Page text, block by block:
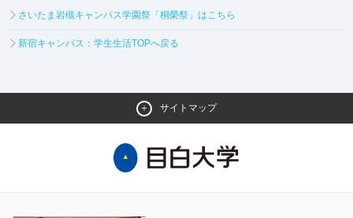
さいたま岩槻キャンパス学園祭「桐榮祭」はこちら
新宿キャンパス：学生生活TOPへ戻る
サイトマップ